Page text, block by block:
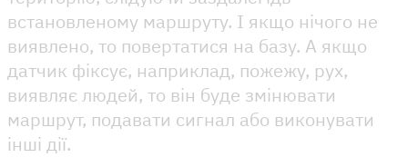
встановленому маршруту. І якщо нічого не
виявлено, то повертатися на базу. А якщо
датчик фіксує, наприклад, пожежу, рух,
виявляє людей, то він буде змінювати
маршрут, подавати сигнал або виконувати
інші дії.